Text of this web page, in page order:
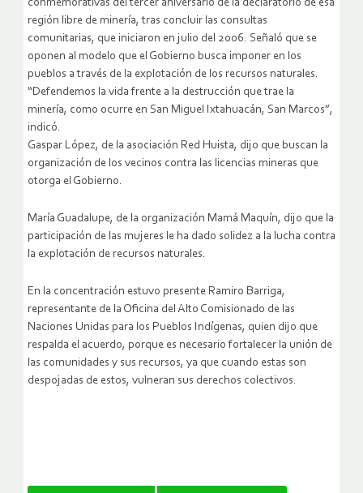
conmemorativas del tercer aniversario de la declaratorio de esa
región libre de minería, tras concluir las consultas
comunitarias, que iniciaron en julio del 2006. Señaló que se
oponen al modelo que el Gobierno busca imponer en los
pueblos a través de la explotación de los recursos naturales.
“Defendemos la vida frente a la destrucción que trae la
minería, como ocurre en San Miguel Ixtahuacán, San Marcos”,
indicó.
Gaspar López, de la asociación Red Huista, dijo que buscan la
organización de los vecinos contra las licencias mineras que
otorga el Gobierno.
María Guadalupe, de la organización Mamá Maquín, dijo que la
participación de las mujeres le ha dado solidez a la lucha contra
la explotación de recursos naturales.
En la concentración estuvo presente Ramiro Barriga,
representante de la Oficina del Alto Comisionado de las
Naciones Unidas para los Pueblos Indígenas, quien dijo que
respalda el acuerdo, porque es necesario fortalecer la unión de
las comunidades y sus recursos, ya que cuando estas son
despojadas de estos, vulneran sus derechos colectivos.